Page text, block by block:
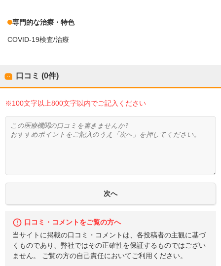
専門的な治療・特色
COVID-19検査/治療
口コミ (0件)
※100文字以上800文字以内でご記入ください
口コミ・コメントをご覧の方へ
当サイトに掲載の口コミ・コメントは、各投稿者の主観に基づ
くものであり、弊社ではその正確性を保証するものではござい
ません。 ご覧の方の自己責任においてご利用ください。